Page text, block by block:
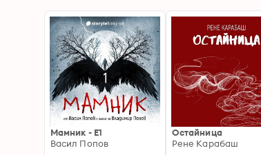
Мамник - E1
Васил Попов
Остайница
Рене Карабаш